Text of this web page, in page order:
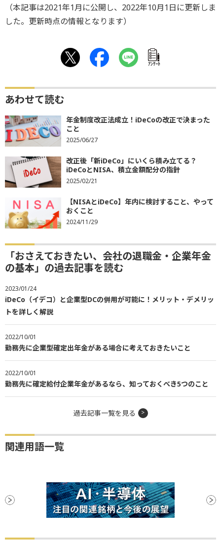
（本記事は2021年1月に公開し、2022年10月1日に更新しま
した。更新時点の情報となります）
ｱﾝｹｰﾄ
あわせて読む
年金制度改正法成立！iDeCoの改正で決まった
こと
2025/06/27
改正後「新iDeCo」にいくら積み立てる？
iDeCoとNISA、積立金額配分の指針
2025/02/21
【NISAとiDeCo】年内に検討すること、やって
おくこと
2024/11/29
「おさえておきたい、会社の退職金・企業年金
の基本」の過去記事を読む
2023/01/24
iDeCo（イデコ）と企業型DCの併用が可能に！メリット・デメリッ
トを詳しく解説
2022/10/01
勤務先に企業型確定出年金がある場合に考えておきたいこと
2022/10/01
勤務先に確定給付企業年金があるなら、知っておくべき5つのこと
過去記事一覧を見る
関連用語一覧